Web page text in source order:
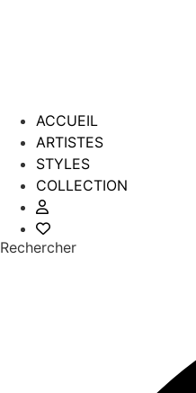
ACCUEIL
ARTISTES
STYLES
COLLECTION
Rechercher